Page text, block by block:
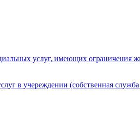
услуг, имеющих ограничения
в учереждении (собственная